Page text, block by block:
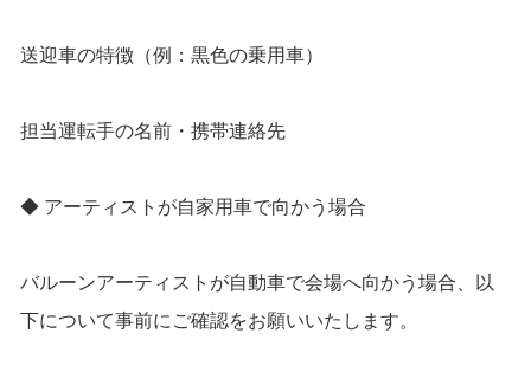
送迎車の特徴（例：黒色の乗用車）
担当運転手の名前・携帯連絡先
◆ アーティストが自家用車で向かう場合
バルーンアーティストが自動車で会場へ向かう場合、以
下について事前にご確認をお願いいたします。